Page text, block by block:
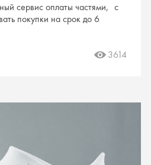
сервис оплаты частями, с
покупки на срок до 6
3614